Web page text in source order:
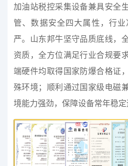
加油站税控采集设备兼具安全
管、数据安全四大属性，行
严。山东邦牛坚守品质底线，
资质，全方位满足行业合规要
端硬件均取得国家防爆合格证
殊环境；顺利通过国家级电磁
境能力强劲，保障设备常年稳定